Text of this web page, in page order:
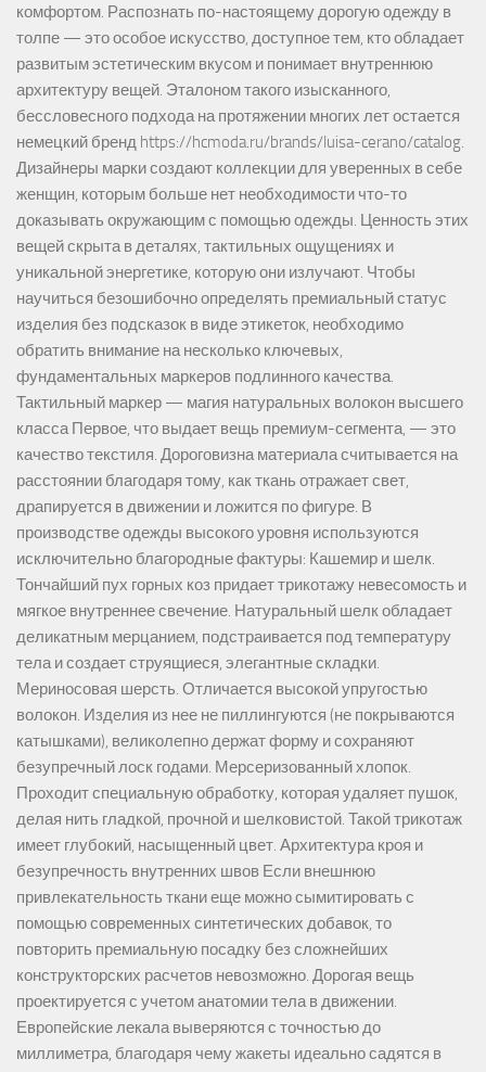
комфортом. Распознать по-настоящему дорогую одежду в
толпе — это особое искусство, доступное тем, кто обладает
развитым эстетическим вкусом и понимает внутреннюю
архитектуру вещей. Эталоном такого изысканного,
бессловесного подхода на протяжении многих лет остается
немецкий бренд https://hcmoda.ru/brands/luisa-cerano/catalog.
Дизайнеры марки создают коллекции для уверенных в себе
женщин, которым больше нет необходимости что-то
доказывать окружающим с помощью одежды. Ценность этих
вещей скрыта в деталях, тактильных ощущениях и
уникальной энергетике, которую они излучают. Чтобы
научиться безошибочно определять премиальный статус
изделия без подсказок в виде этикеток, необходимо
обратить внимание на несколько ключевых,
фундаментальных маркеров подлинного качества.
Тактильный маркер — магия натуральных волокон высшего
класса Первое, что выдает вещь премиум-сегмента, — это
качество текстиля. Дороговизна материала считывается на
расстоянии благодаря тому, как ткань отражает свет,
драпируется в движении и ложится по фигуре. В
производстве одежды высокого уровня используются
исключительно благородные фактуры: Кашемир и шелк.
Тончайший пух горных коз придает трикотажу невесомость и
мягкое внутреннее свечение. Натуральный шелк обладает
деликатным мерцанием, подстраивается под температуру
тела и создает струящиеся, элегантные складки.
Мериносовая шерсть. Отличается высокой упругостью
волокон. Изделия из нее не пиллингуются (не покрываются
катышками), великолепно держат форму и сохраняют
безупречный лоск годами. Мерсеризованный хлопок.
Проходит специальную обработку, которая удаляет пушок,
делая нить гладкой, прочной и шелковистой. Такой трикотаж
имеет глубокий, насыщенный цвет. Архитектура кроя и
безупречность внутренних швов Если внешнюю
привлекательность ткани еще можно сымитировать с
помощью современных синтетических добавок, то
повторить премиальную посадку без сложнейших
конструкторских расчетов невозможно. Дорогая вещь
проектируется с учетом анатомии тела в движении.
Европейские лекала выверяются с точностью до
миллиметра, благодаря чему жакеты идеально садятся в